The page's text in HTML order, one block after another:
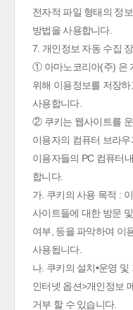
전자적 파일 형태의 정
방법을 사용합니다.
7. 개인정보 자동 수집
① 아마노코리아(주) 은
위해 이용정보를 저장하
사용합니다.
② 쿠키는 웹사이트를
이용자의 컴퓨터 브라
이용자들의 PC 컴퓨터
합니다.
가. 쿠키의 사용 목적 :
사이트들에 대한 방문
여부, 등을 파악하여 이
사용됩니다.
나. 쿠키의 설치•운영
인터넷 옵션>개인정보
거부 할 수 있습니다.